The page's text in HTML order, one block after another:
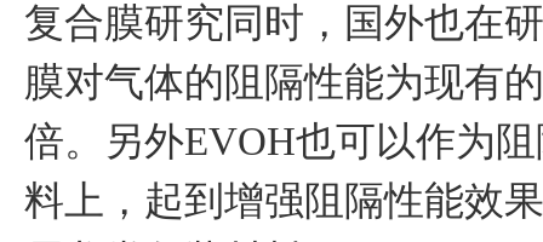
复合膜研究同时，国外也在
膜对气体的阻隔性能为现有
倍。另外EVOH也可以作为
料上，起到增强阻隔性能效